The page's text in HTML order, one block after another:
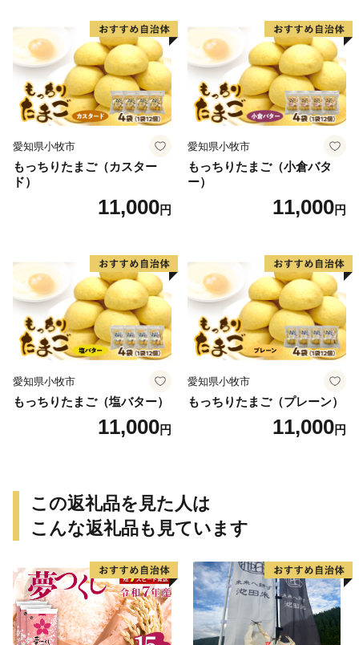
愛知県小牧市
もっちりたまご（カスター
ド）
11,000円
愛知県小牧市
もっちりたまご（小倉バタ
ー）
11,000円
愛知県小牧市
もっちりたまご（塩バター）
11,000円
愛知県小牧市
もっちりたまご（プレーン）
11,000円
この返礼品を見た人は
こんな返礼品も見ています